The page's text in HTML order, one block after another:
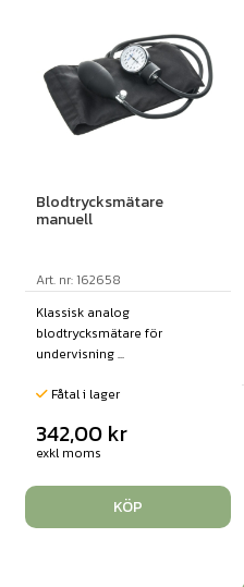
Blodtrycksmätare
manuell
Art. nr: 162658
Klassisk analog
blodtrycksmätare för
undervisning ...
Fåtal i lager
342,00 kr
exkl moms
KÖP